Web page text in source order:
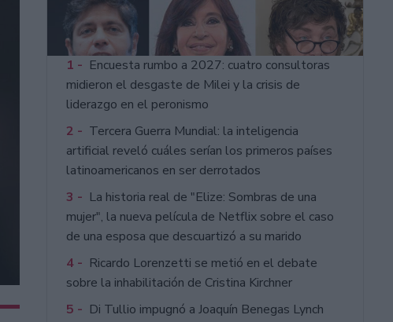
1 - Encuesta rumbo a 2027: cuatro consultoras
midieron el desgaste de Milei y la crisis de
liderazgo en el peronismo
2 - Tercera Guerra Mundial: la inteligencia
artificial reveló cuáles serían los primeros países
latinoamericanos en ser derrotados
3 - La historia real de "Elize: Sombras de una
mujer", la nueva película de Netflix sobre el caso
de una esposa que descuartizó a su marido
4 - Ricardo Lorenzetti se metió en el debate
sobre la inhabilitación de Cristina Kirchner
5 - Di Tullio impugnó a Joaquín Benegas Lynch